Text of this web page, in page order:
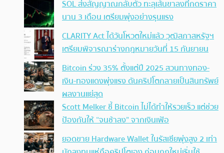
SOL ส่งสัญญาณกลับตัว ทะลุเส้นขาลงที่กดราคา
นาน 3 เดือน เตรียมพุ่งอย่างรุนแรง
CLARITY Act ได้วันโหวตใหม่แล้ว วุฒิสภาสหรัฐฯ
เตรียมพิจารณาร่างกฎหมายวันที่ 15 กันยายน
Bitcoin ร่วง 35% ตั้งแต่ปี 2025 สวนทางทอง-
เงิน-ทองแดงพุ่งแรง ดันคริปโตกลายเป็นสินทรัพย์
ผลงานแย่สุด
Scott Melker ชี้ Bitcoin ไม่ได้ทำให้รวยเร็ว แต่ช่วย
ป้องกันให้ “จนช้าลง” จากเงินเฟ้อ
ยอดขาย Hardware Wallet ในรัสเซียพุ่งสูง 2 เท่า